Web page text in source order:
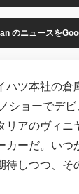
のニュースを
ハツ本社の倉
ショーでデビ
リアのヴィニ
カーだ。いつ
待しつつ、そ